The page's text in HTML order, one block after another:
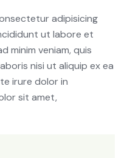
adipisicing
ut labore et
minim veniam, quis
nisi ut aliquip ex ea
irure dolor in
sit amet,